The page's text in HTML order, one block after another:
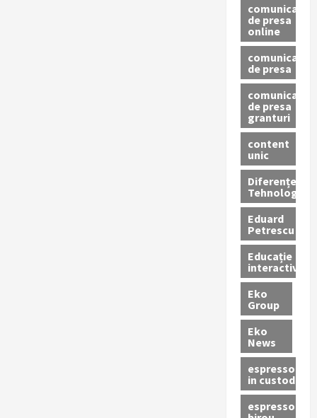
comunicat
de presa
online
comunicate
de presa
comunicate
de presa
granturi
content
unic
Diferențe
Tehnologice
Eduard
Petrescu
Educație
interactivă
Eko
Group
Eko
News
espressoare
in custodie
espressor